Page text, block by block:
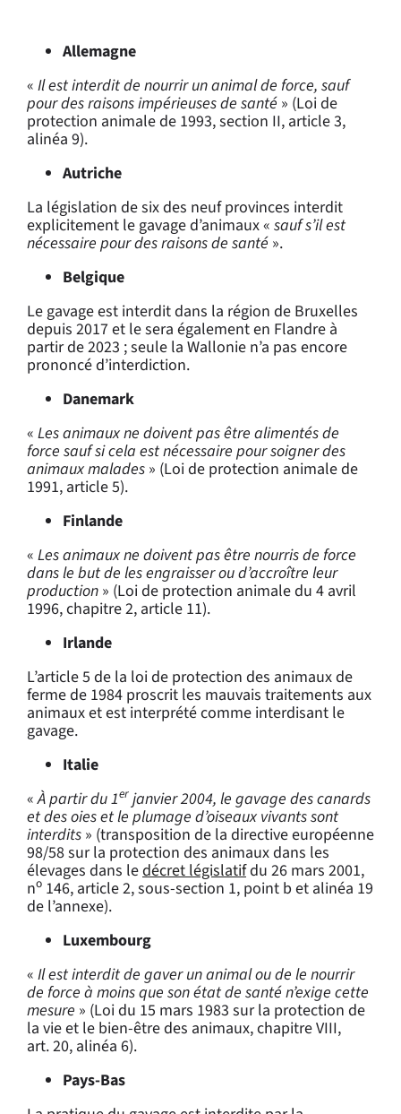
Allemagne
« Il est interdit de nourrir un animal de force, sauf
pour des raisons impérieuses de santé » (Loi de
protection animale de 1993, section II, article 3,
alinéa 9).
Autriche
La législation de six des neuf provinces interdit
explicitement le gavage d’animaux « sauf s’il est
nécessaire pour des raisons de santé ».
Belgique
Le gavage est interdit dans la région de Bruxelles
depuis 2017 et le sera également en Flandre à
partir de 2023 ; seule la Wallonie n’a pas encore
prononcé d’interdiction.
Danemark
« Les animaux ne doivent pas être alimentés de
force sauf si cela est nécessaire pour soigner des
animaux malades » (Loi de protection animale de
1991, article 5).
Finlande
« Les animaux ne doivent pas être nourris de force
dans le but de les engraisser ou d’accroître leur
production » (Loi de protection animale du 4 avril
1996, chapitre 2, article 11).
Irlande
L’article 5 de la loi de protection des animaux de
ferme de 1984 proscrit les mauvais traitements aux
animaux et est interprété comme interdisant le
gavage.
Italie
«À partir du 1er janvier 2004, le gavage des canards
et des oies et le plumage d’oiseaux vivants sont
interdits » (transposition de la directive européenne
98/58 sur la protection des animaux dans les
élevages dans ledécret législatifdu 26 mars 2001,
no 146, article 2, sous-section 1, point b et alinéa 19
de l’annexe).
Luxembourg
« Il est interdit de gaver un animal ou de le nourrir
de force à moins que son état de santé n’exige cette
mesure » (Loi du 15 mars 1983 sur la protection de
la vie et le bien-être des animaux, chapitre VIII,
art. 20, alinéa 6).
Pays-Bas